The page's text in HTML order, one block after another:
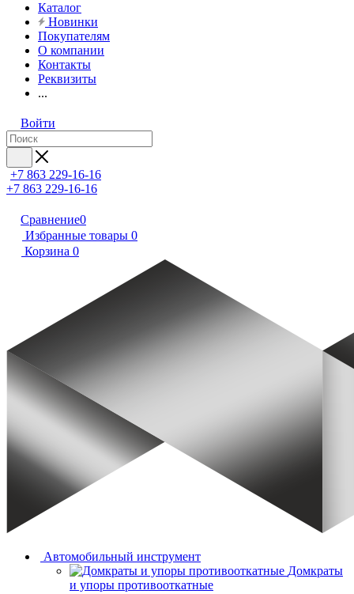
Каталог
Новинки
Покупателям
О компании
Контакты
Реквизиты
...
Войти
+7 863 229-16-16
+7 863 229-16-16
Сравнение0
Избранные товары 0
Корзина 0
Автомобильный инструмент
Домкраты
и упоры противооткатные